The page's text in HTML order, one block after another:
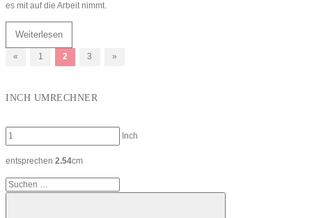
es mit auf die Arbeit nimmt.
Weiterlesen
Seitennummerierung
Beiträge
« Vorherige
1 2 3
Nächste
»
INCH UMRECHNER
Inch
entsprechen 2.54cm
Suchen